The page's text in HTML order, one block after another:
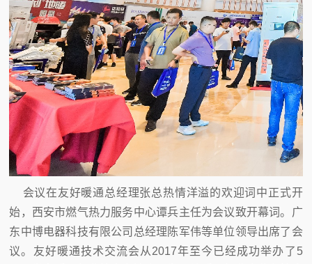
会议在友好暖通总经理张总热情洋溢的欢迎词中正式开
始，西安市燃气热力服务中心谭兵主任为会议致开幕词。广
东中博电器科技有限公司总经理陈军伟等单位领导出席了会
议。友好暖通技术交流会从2017年至今已经成功举办了5